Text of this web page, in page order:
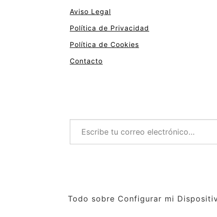
Aviso Legal
Política de Privacidad
Política de Cookies
Contacto
Escribe tu correo electrónico…
Todo sobre Configurar mi